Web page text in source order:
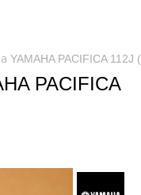
PACIFICA 112J
PACIFICA